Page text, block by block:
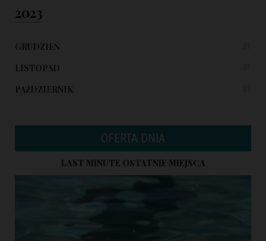
2023
GRUDZIEŃ
LISTOPAD
PAŹDZIERNIK
OFERTA DNIA
LAST MINUTE OSTATNIE MIEJSCA